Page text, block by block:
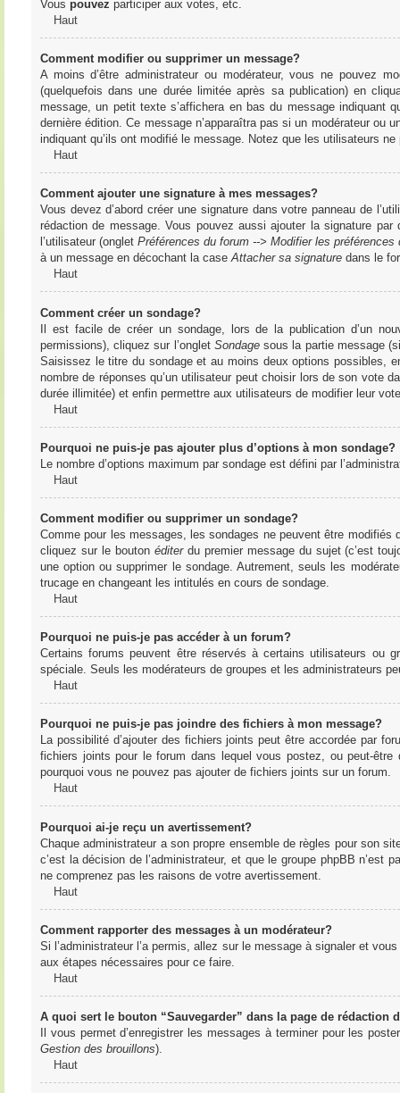
Vous pouvez participer aux votes, etc.
Haut
Comment modifier ou supprimer un message?
A moins d’être administrateur ou modérateur, vous ne pouvez
(quelquefois dans une durée limitée après sa publication) en
message, un petit texte s’affichera en bas du message indiquant
dernière édition. Ce message n’apparaîtra pas si un modérateur
indiquant qu’ils ont modifié le message. Notez que les utilisateurs
Haut
Comment ajouter une signature à mes messages?
Vous devez d’abord créer une signature dans votre panneau de
rédaction de message. Vous pouvez aussi ajouter la signature
l’utilisateur (onglet Préférences du forum --> Modifier les préférences
à un message en décochant la caseAttacher sa signaturedans le
Haut
Comment créer un sondage?
Il est facile de créer un sondage, lors de la publication d’un
permissions), cliquez sur l’onglet Sondagesous la partie message
Saisissez le titre du sondage et au moins deux options possibles,
nombre de réponses qu’un utilisateur peut choisir lors de son vote
durée illimitée) et enfin permettre aux utilisateurs de modifier leur
Haut
Pourquoi ne puis-je pas ajouter plus d’options à mon sondage?
Le nombre d’options maximum par sondage est défini par
Haut
Comment modifier ou supprimer un sondage?
Comme pour les messages, les sondages ne peuvent être modifiés
cliquez sur le bouton éditerdu premier message du sujet (c’est
une option ou supprimer le sondage. Autrement, seuls les
trucage en changeant les intitulés en cours de sondage.
Haut
Pourquoi ne puis-je pas accéder à un forum?
Certains forums peuvent être réservés à certains utilisateurs ou
spéciale. Seuls les modérateurs de groupes et les administrateurs
Haut
Pourquoi ne puis-je pas joindre des fichiers à mon message?
La possibilité d’ajouter des fichiers joints peut être accordée par
fichiers joints pour le forum dans lequel vous postez, ou peut-
pourquoi vous ne pouvez pas ajouter de fichiers joints sur un forum.
Haut
Pourquoi ai-je reçu un avertissement?
Chaque administrateur a son propre ensemble de règles pour son
c’est la décision de l’administrateur, et que le groupe phpBB n’est
ne comprenez pas les raisons de votre avertissement.
Haut
Comment rapporter des messages à un modérateur?
Si l’administrateur l’a permis, allez sur le message à signaler et
aux étapes nécessaires pour ce faire.
Haut
A quoi sert le bouton “Sauvegarder” dans la page de rédaction
Il vous permet d’enregistrer les messages à terminer pour les
Gestion des brouillons).
Haut